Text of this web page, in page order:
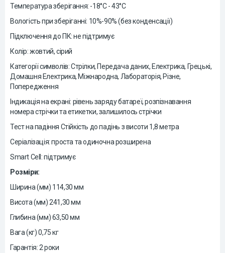
Температура зберігання: -18°C - 43°C
Вологість при зберіганні: 10%-90% (без конденсації)
Підключення до ПК: не підтримує
Колір: жовтий, сірий
Категорії символів: Стрілки, Передача даних, Електрика, Грецькі,
Домашня Електрика, Міжнародна, Лабораторія, Різне,
Попередження
Індикація на екрані: рівень заряду батареї, розпізнавання
номера стрічки та етикетки, залишилось стрічки
Тест на падіння Стійкість до падінь з висоти 1,8 метра
Серіалізація: проста та одиночна розширена
Smart Cell: підтримує
Розміри:
Ширина (мм) 114,30 мм
Висота (мм) 241,30 мм
Глибина (мм) 63,50 мм
Вага (кг) 0,75 кг
Гарантія: 2 роки